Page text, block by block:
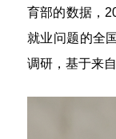
育部的数据，
就业问题的全
调研，基于来